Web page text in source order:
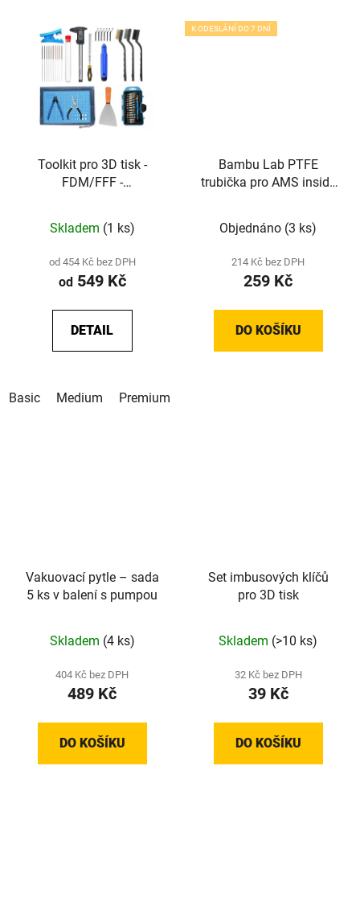
Toolkit pro 3D tisk -
FDM/FFF -
Skladem (1 ks)
od 454 Kč bez DPH
od549 Kč
DETAIL
Basic Medium Premium
K ODESLÁNÍ DO 7 DNÍ
Bambu Lab PTFE
trubička pro AMS inside
4)
Objednáno (3 ks)
214 Kč bez DPH
259 Kč
DO KOŠÍKU
Vakuovací pytle – sada
5 ks v balení s pumpou
Skladem (4 ks)
404 Kč bez DPH
489 Kč
DO KOŠÍKU
Set imbusových klíčů
pro 3D tisk
Skladem (>10 ks)
32 Kč bez DPH
39 Kč
DO KOŠÍKU